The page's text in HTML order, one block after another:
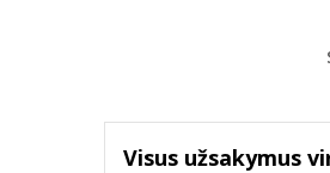
Visus užsakymus